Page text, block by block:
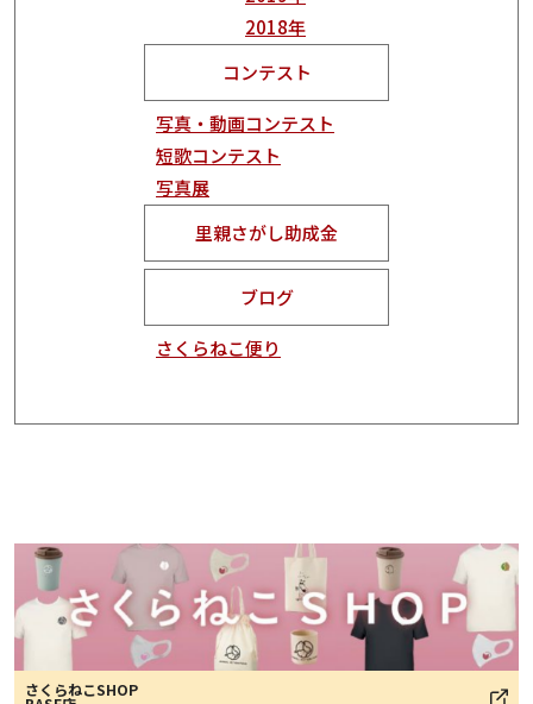
2018年
コンテスト
写真・動画コンテスト
短歌コンテスト
写真展
里親さがし助成金
ブログ
さくらねこ便り
さくらねこSHOP